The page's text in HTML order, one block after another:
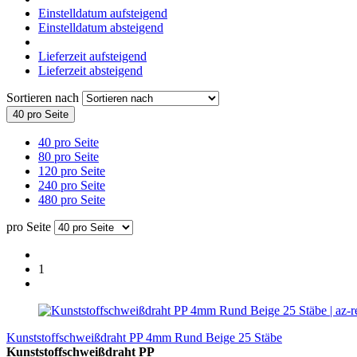
Einstelldatum aufsteigend
Einstelldatum absteigend
Lieferzeit aufsteigend
Lieferzeit absteigend
Sortieren nach
40 pro Seite
40 pro Seite
80 pro Seite
120 pro Seite
240 pro Seite
480 pro Seite
pro Seite
1
Kunststoffschweißdraht PP 4mm Rund Beige 25 Stäbe
Kunststoffschweißdraht PP